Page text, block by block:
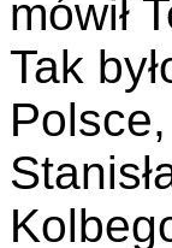
mówił
Tak